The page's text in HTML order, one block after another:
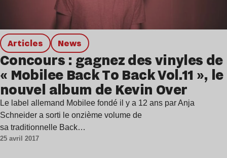
Articles news
Concours : gagnez des vinyles de
« Mobilee Back To Back Vol.11 », le
nouvel album de Kevin Over
Le label allemand Mobilee fondé il y a 12 ans par Anja
Schneider a sorti le onzième volume de
sa traditionnelle Back…
25 avril 2017